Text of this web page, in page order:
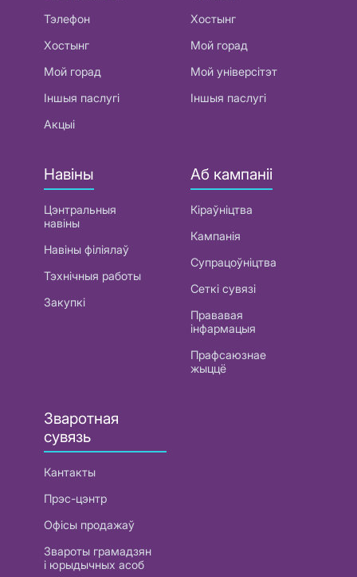
Тэлефон
Хостынг
Мой горад
Іншыя паслугі
Акцыі
Хостынг
Мой горад
Мой універсітэт
Іншыя паслугі
Навіны
Цэнтральныя
навіны
Навіны філіялаў
Тэхнічныя работы
Закупкі
Аб кампаніі
Кіраўніцтва
Кампанія
Супрацоўніцтва
Сеткі сувязі
Прававая
інфармацыя
Прафсаюзнае
жыццё
Зваротная
сувязь
Кантакты
Прэс-цэнтр
Офісы продажаў
Звароты грамадзян
і юрыдычных асоб